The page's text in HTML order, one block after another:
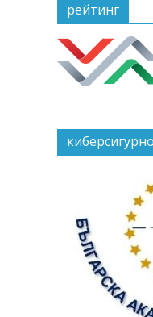
рейтинг